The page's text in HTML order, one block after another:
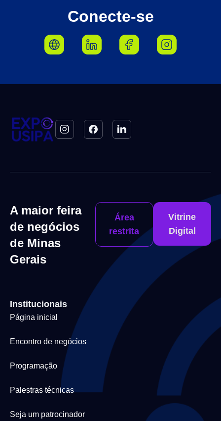
Conecte-se
A maior feira
de negócios
de Minas
Gerais
Área
restrita
Vitrine
Digital
Institucionais
Página inicial
Encontro de negócios
Programação
Palestras técnicas
Seja um patrocinador